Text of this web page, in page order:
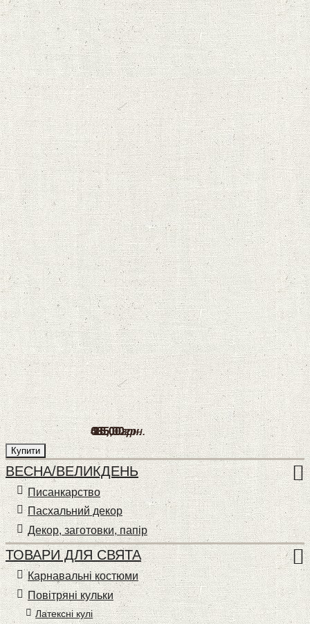
10,00грн.
Купити
15,00грн.
Купити
635,00грн.
Купити
25,00грн.
Купити
485,00грн.
Купити
ВЕСНА/ВЕЛИКДЕНЬ
Писанкарство
Пасхальний декор
Декор, заготовки, папір
ТОВАРИ ДЛЯ СВЯТА
Карнавальні костюми
Повітряні кульки
Латексні кулі